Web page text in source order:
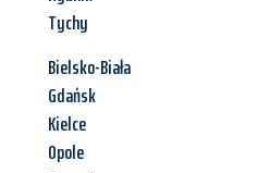
Tychy
Bielsko-Biała
Gdańsk
Kielce
Opole